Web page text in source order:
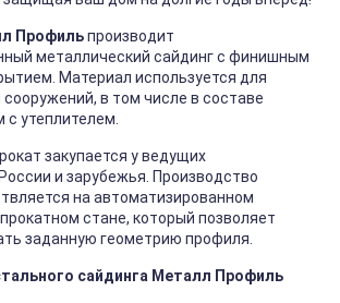
Профильпроизводит
металлический сайдинг с финишным
Материал используется для
сооружений, в том числе в составе
утеплителем.
закупается у ведущих
и зарубежья. Производство
на автоматизированном
стане, который позволяет
заданную геометрию профиля.
сайдинга Металл Профиль